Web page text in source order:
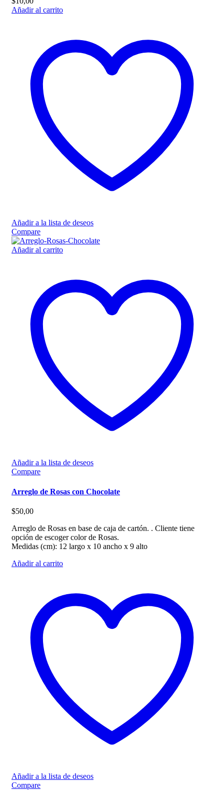
Añadir al carrito
Añadir a la lista de deseos
Compare
Añadir al carrito
Añadir a la lista de deseos
Compare
Arreglo de Rosas con Chocolate
$50,00
Arreglo de Rosas en base de caja de cartón. . Cliente tiene
opción de escoger color de Rosas.
Medidas (cm): 12 largo x 10 ancho x 9 alto
Añadir al carrito
Añadir a la lista de deseos
Compare